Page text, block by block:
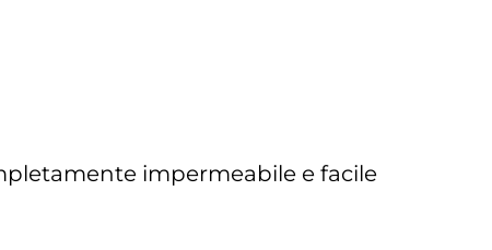
impermeabile e facile